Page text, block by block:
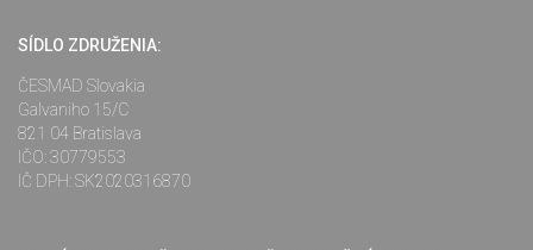
SÍDLO ZDRUŽENIA:
ČESMAD Slovakia
Galvaniho 15/C
821 04 Bratislava
IČO: 30779553
IČ DPH: SK2020316870